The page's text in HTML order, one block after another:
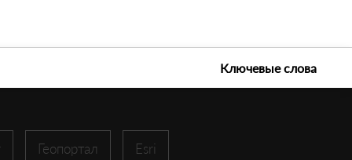
Ключевые слова
Геопортал Esri